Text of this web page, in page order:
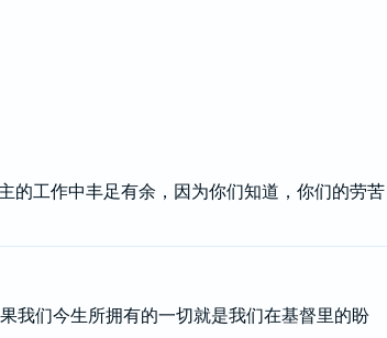
的工作中丰足有余，因为你们知道，你们的劳苦
我们今生所拥有的一切就是我们在基督里的盼